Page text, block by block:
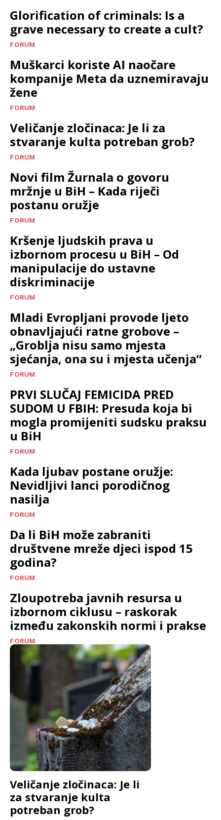
Glorification of criminals: Is a
grave necessary to create a cult?
FORUM
Muškarci koriste AI naočare
kompanije Meta da uznemiravaju
žene
FORUM
Veličanje zločinaca: Je li za
stvaranje kulta potreban grob?
FORUM
Novi film Žurnala o govoru
mržnje u BiH – Kada riječi
postanu oružje
FORUM
Kršenje ljudskih prava u
izbornom procesu u BiH – Od
manipulacije do ustavne
diskriminacije
FORUM
Mladi Evropljani provode ljeto
obnavljajući ratne grobove –
„Groblja nisu samo mjesta
sjećanja, ona su i mjesta učenja“
FORUM
PRVI SLUČAJ FEMICIDA PRED
SUDOM U FBIH: Presuda koja bi
mogla promijeniti sudsku praksu
u BiH
FORUM
Kada ljubav postane oružje:
Nevidljivi lanci porodičnog
nasilja
FORUM
Da li BiH može zabraniti
društvene mreže djeci ispod 15
godina?
FORUM
Zloupotreba javnih resursa u
izbornom ciklusu – raskorak
između zakonskih normi i prakse
FORUM
Veličanje zločinaca: Je li
za stvaranje kulta
potreban grob?